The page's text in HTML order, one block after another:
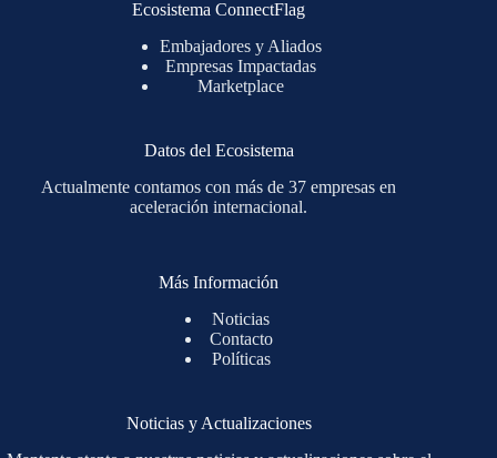
Ecosistema ConnectFlag
Embajadores y Aliados
Empresas Impactadas
Marketplace
Datos del Ecosistema
Actualmente contamos con más de 37 empresas en
aceleración internacional.
Más Información
Noticias
Contacto
Políticas
Noticias y Actualizaciones